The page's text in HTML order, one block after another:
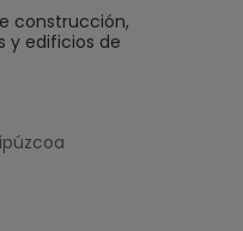
construcción,
y edificios de